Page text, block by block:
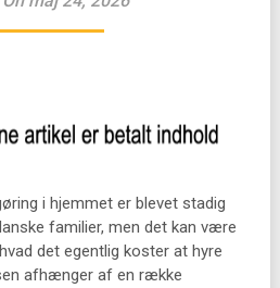
i hjemmet er blevet stadig
familier, men det kan være
det egentlig koster at hyre
afhænger af en række